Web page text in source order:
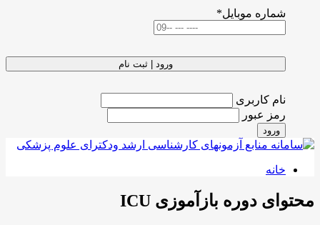
شماره موبایل*
ورود | ثبت نام
نام کاربری
رمز عبور
ورود
خانه
محتوای دوره بازآموزی ICU